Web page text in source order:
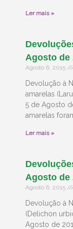
Ler mais »
Agosto de
Agosto 6, 2015
Devolução à
amarelas
5 de Agosto
amarelas
Ler mais »
Agosto de
Agosto 6, 2015
Devolução à
(Delichon
Agosto de